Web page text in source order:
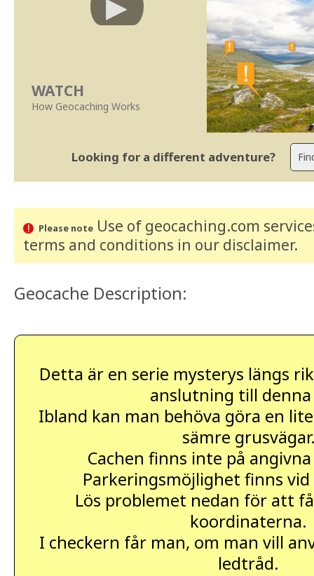
WATCH
How Geocaching Works
Looking for a different adventure?
Please noteUse of geocaching.com
terms and conditions in our disclaimer.
Geocache Description:
Detta är en serie mysterys längs
anslutning till denna
Ibland kan man behöva göra en
sämre
Cachen finns inte på
Parkeringsmöjlighet finns
Lös problemet nedan för att
koordinaterna.
I checkern får man, om man vill
ledtråd.